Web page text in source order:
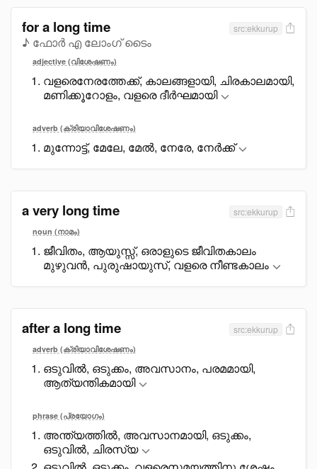
for a long time
♪ ഫോർ എ ലോംഗ് ടൈം
src:ekkurup
adjective (വിശേഷണം)
വളരെനേരത്തേക്ക്, കാലങ്ങളായി, ചിരകാലമായി,
മണിക്കൂറോളം, വളരെ ദീർഘമായി
adverb (ക്രിയാവിശേഷണം)
മുന്നോട്ട്, മേലേ, മേൽ, നേരേ, നേർക്ക്
a very long time src:ekkurup
noun (നാമം)
ജീവിതം, ആയുസ്സ്, ഒരാളുടെ ജീവിതകാലം
മുഴുവൻ, പുരുഷായുസ്, വളരെ നീണ്ടകാലം
after a long time src:ekkurup
adverb (ക്രിയാവിശേഷണം)
ഒടുവിൽ, ഒടുക്കം, അവസാനം, പരമമായി,
ആത്യന്തികമായി
phrase (പ്രയോഗം)
അന്ത്യത്തിൽ, അവസാനമായി, ഒടുക്കം,
ഒടുവിൽ, ചിരസ്യ